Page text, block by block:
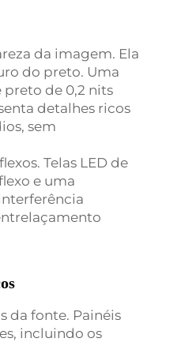
da imagem. Ela
do preto. Uma
de 0,2 nits
detalhes ricos
sem
Telas LED de
e uma
da fonte. Painéis
incluindo os